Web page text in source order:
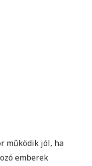
működik jól, ha
emberek